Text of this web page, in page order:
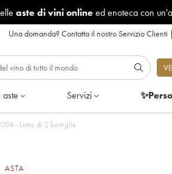
aste di vini onlineed enoteca con
Una domanda?Contatta il nostro Servizio Clienti |
aste Servizi
Brane Cantenac 2ème Grand Cru Classé 2004 - Lotto di 2 bottiglie
ASTA